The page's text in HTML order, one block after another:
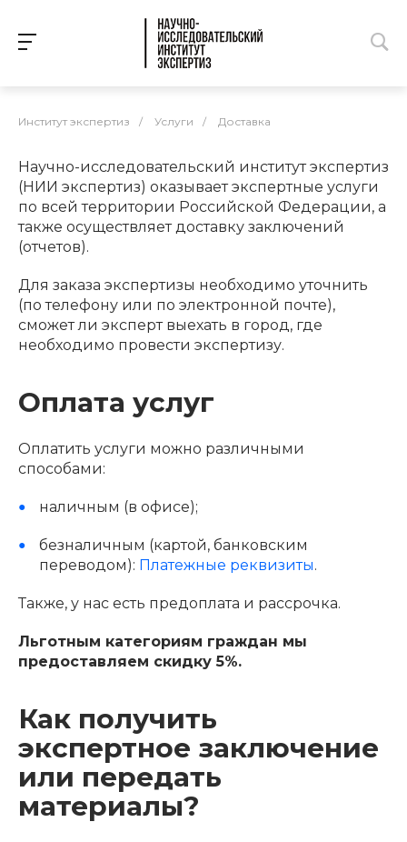
Институт экспертиз / Услуги / Доставка
Научно-исследовательский институт экспертиз
(НИИ экспертиз) оказывает экспертные услуги
по всей территории Российской Федерации, а
также осуществляет доставку заключений
(отчетов).
Для заказа экспертизы необходимо уточнить
(по телефону или по электронной почте),
сможет ли эксперт выехать в город, где
необходимо провести экспертизу.
Оплата услуг
Оплатить услуги можно различными
способами:
наличным (в офисе);
безналичным (картой, банковским
переводом): Платежные реквизиты.
Также, у нас есть предоплата и рассрочка.
Льготным категориям граждан мы
предоставляем скидку 5%.
Как получить
экспертное заключение
или передать
материалы?